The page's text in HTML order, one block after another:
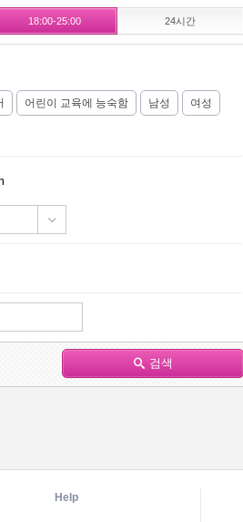
18:00-25:00 24시간
어린이 교육에 능숙함 남성 여성
검색
Help